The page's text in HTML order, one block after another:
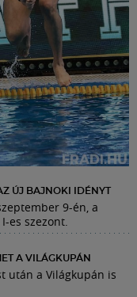
ÚJ BAJNOKI IDÉNYT
9-én, a
es szezont.
A VILÁGKUPÁN
után a Világkupán is